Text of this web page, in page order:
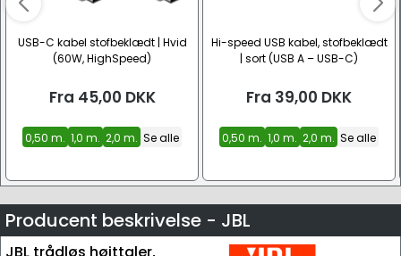
USB-C kabel stofbeklædt | Hvid
(60W, HighSpeed)
Fra 45,00 DKK
0,50 m. 1,0 m. 2,0 m. Se alle
Hi-speed USB kabel, stofbeklædt
| sort (USB A – USB-C)
Fra 39,00 DKK
0,50 m. 1,0 m. 2,0 m. Se alle
Producent beskrivelse - JBL